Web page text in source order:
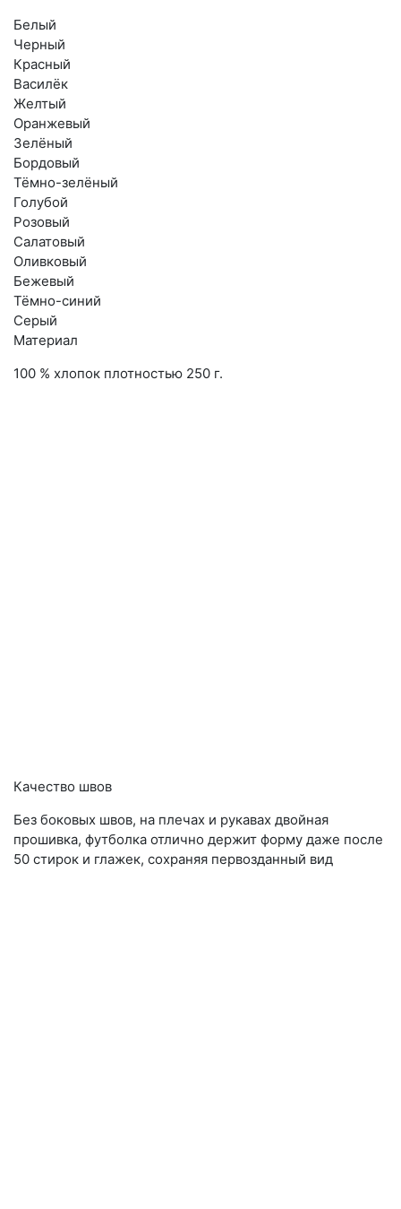
Белый
Черный
Красный
Василёк
Желтый
Оранжевый
Зелёный
Бордовый
Тёмно-зелёный
Голубой
Розовый
Салатовый
Оливковый
Бежевый
Тёмно-синий
Серый
Материал
100 % хлопок плотностью 250 г.
Качество швов
Без боковых швов, на плечах и рукавах двойная
прошивка, футболка отлично держит форму даже после
50 стирок и глажек, сохраняя первозданный вид